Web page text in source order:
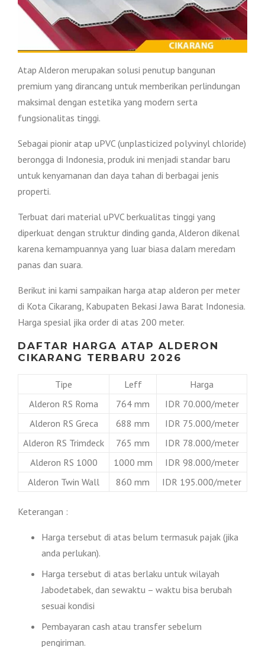
Atap Alderon merupakan solusi penutup bangunan
premium yang dirancang untuk memberikan perlindungan
maksimal dengan estetika yang modern serta
fungsionalitas tinggi.
Sebagai pionir atap uPVC (unplasticized polyvinyl chloride)
berongga di Indonesia, produk ini menjadi standar baru
untuk kenyamanan dan daya tahan di berbagai jenis
properti.
Terbuat dari material uPVC berkualitas tinggi yang
diperkuat dengan struktur dinding ganda, Alderon dikenal
karena kemampuannya yang luar biasa dalam meredam
panas dan suara.
Berikut ini kami sampaikan harga atap alderon per meter
di Kota Cikarang, Kabupaten Bekasi Jawa Barat Indonesia.
Harga spesial jika order di atas 200 meter.
DAFTAR HARGA ATAP ALDERON
CIKARANG TERBARU 2026
Tipe Leff
Harga
Alderon RS Roma
764 mm
IDR 70.000/meter
Alderon RS Greca
688 mm
IDR 75.000/meter
Alderon RS Trimdeck
765 mm
IDR 78.000/meter
Alderon RS 1000
1000 mm
IDR 98.000/meter
Alderon Twin Wall
860 mm IDR 195.000/meter
Keterangan :
Harga tersebut di atas belum termasuk pajak (jika
anda perlukan).
Harga tersebut di atas berlaku untuk wilayah
Jabodetabek, dan sewaktu – waktu bisa berubah
sesuai kondisi
Pembayaran cash atau transfer sebelum
pengiriman.